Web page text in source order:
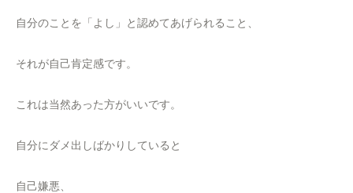
自分のことを「よし」と認めてあげられること、
それが自己肯定感です。
これは当然あった方がいいです。
自分にダメ出しばかりしていると
自己嫌悪、